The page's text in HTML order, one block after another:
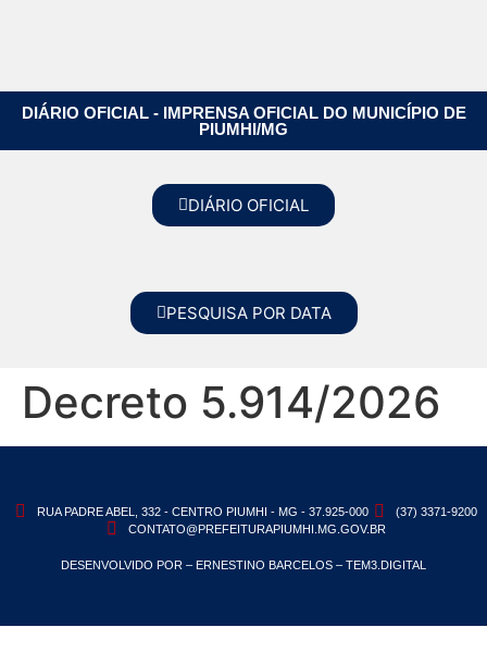
DIÁRIO OFICIAL - IMPRENSA OFICIAL DO MUNICÍPIO DE
PIUMHI/MG
DIÁRIO OFICIAL
PESQUISA POR DATA
Decreto 5.914/2026
RUA PADRE ABEL, 332 - CENTRO PIUMHI - MG - 37.925-000
(37) 3371-9200
CONTATO@PREFEITURAPIUMHI.MG.GOV.BR
DESENVOLVIDO POR – ERNESTINO BARCELOS – TEM3.DIGITAL